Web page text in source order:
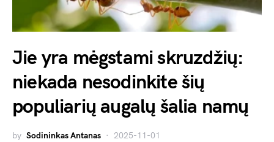
Jie yra mėgstami skruzdžių:
niekada nesodinkite šių
populiarių augalų šalia namų
by Sodininkas Antanas 2025-11-01